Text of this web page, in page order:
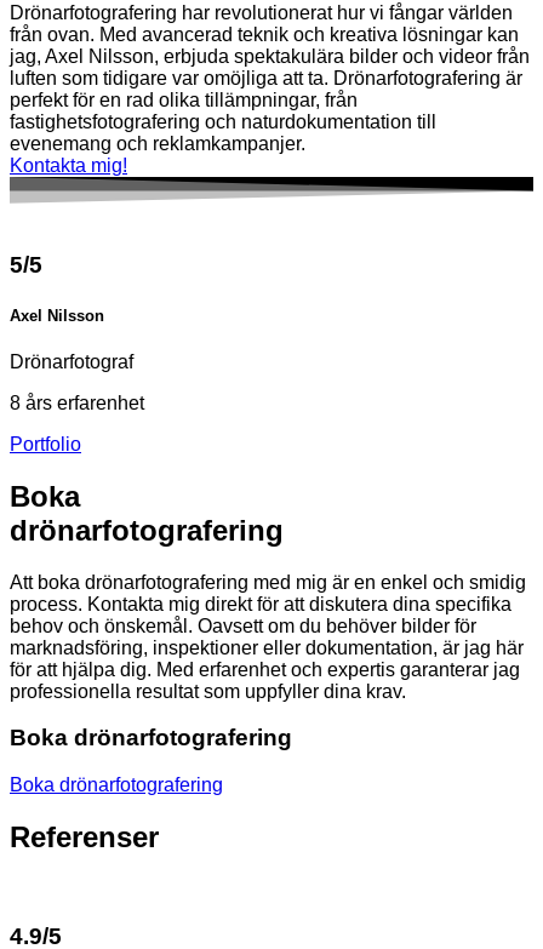
Drönarfotografering har revolutionerat hur vi fångar världen
från ovan. Med avancerad teknik och kreativa lösningar kan
jag, Axel Nilsson, erbjuda spektakulära bilder och videor från
luften som tidigare var omöjliga att ta. Drönarfotografering är
perfekt för en rad olika tillämpningar, från
fastighetsfotografering och naturdokumentation till
evenemang och reklamkampanjer.
Kontakta mig!
5/5
Axel Nilsson
Drönarfotograf
8 års erfarenhet
Portfolio
Boka
drönarfotografering
Att boka drönarfotografering med mig är en enkel och smidig
process. Kontakta mig direkt för att diskutera dina specifika
behov och önskemål. Oavsett om du behöver bilder för
marknadsföring, inspektioner eller dokumentation, är jag här
för att hjälpa dig. Med erfarenhet och expertis garanterar jag
professionella resultat som uppfyller dina krav.
Boka drönarfotografering
Boka drönarfotografering
Referenser
4.9/5